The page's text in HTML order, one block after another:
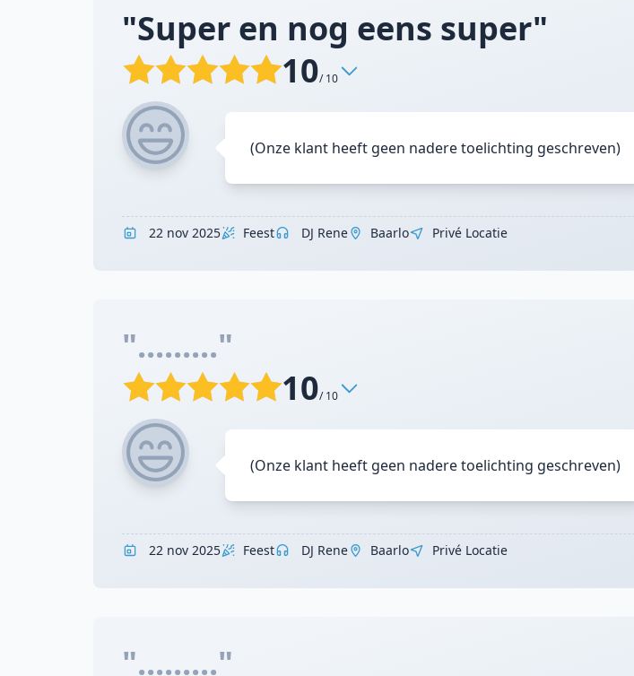
"Super en nog eens super"
10/ 10
(Onze klant heeft geen nadere toelichting geschreven)
22 nov 2025 Feest DJ Rene Baarlo Privé Locatie
"........."
10/ 10
(Onze klant heeft geen nadere toelichting geschreven)
22 nov 2025 Feest DJ Rene Baarlo Privé Locatie
"........."